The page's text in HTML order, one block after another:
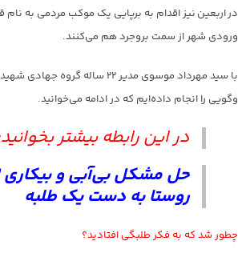
در اربعین نیز اقدام به برپایی یک موکب مردمی به
ورودی شهر از سمت بروجرد هم می‌کنند.
با سید مهرداد موسوی مدیر ۲۲ ساله
وگویی را انجام داده‌ایم که در ادامه می‌خوانید.
در این رابطه بیشتر
روستا به دست یک طلبه
چطور شد که به فکر طلبگی افتادید؟